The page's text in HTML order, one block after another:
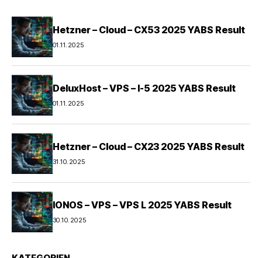
Hetzner – Cloud – CX53 2025 YABS Result
01.11.2025
DeluxHost – VPS – I-5 2025 YABS Result
01.11.2025
Hetzner – Cloud – CX23 2025 YABS Result
31.10.2025
IONOS – VPS – VPS L 2025 YABS Result
30.10.2025